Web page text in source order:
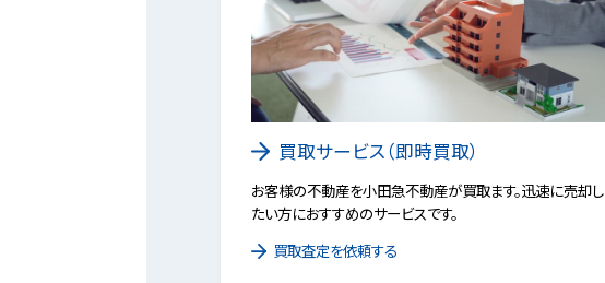
買取サービス（即時買取）
お客様の不動産を小田急不動産が買取ます。迅速に売却し
たい方におすすめのサービスです。
買取査定を依頼する